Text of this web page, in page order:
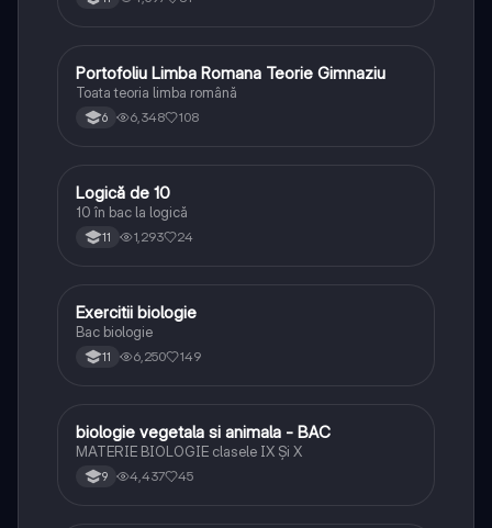
Limba și literatura română
Portofoliu Limba Romana Teorie Gimnaziu
Toata teoria limba română
6 6,348 108
Logică
Logică de 10
10 în bac la logică
11 1,293 24
Biologie
Exercitii biologie
Bac biologie
11 6,250 149
Biologie
biologie vegetala si animala - BAC
MATERIE BIOLOGIE clasele IX Şi X
9 4,437 45